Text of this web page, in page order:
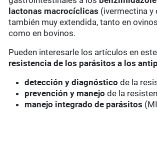
lactonas macrocíclicas (ivermectina y
también muy extendida, tanto en
como en bovinos.
Pueden interesarle los artículos en
resistencia de los parásitos a los
detección y diagnóstico de la
prevención y manejo de la
manejo integrado de parásitos